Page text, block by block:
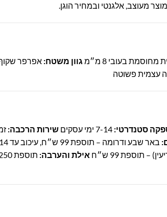
מעוצב, אלגנטי ובמחיר הוגן.
מחוסמת בעובי 8 מ״מ גוון משטח: אפרפר
עצמית פשוטה
סטנדרטי: שירות הרכבה:
באר שבע ודרומה – תוספת 99 ש״ח, עיכוב עד 14 יום
– תוספת 99 ש״ח אילת והערבה: תוספת 250 ש״ח, עיכוב עד 14 יום